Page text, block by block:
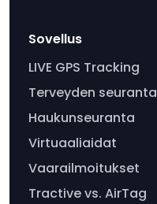
Sovellus
LIVE GPS Tracking
Terveyden seuranta
Haukunseuranta
Virtuaaliaidat
Vaarailmoitukset
Tractive vs. AirTag